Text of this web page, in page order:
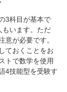
3科目が基本で
もいます。ただ
意が必要です。
ておくことをお
トで数学を使用
4技能型を受験す